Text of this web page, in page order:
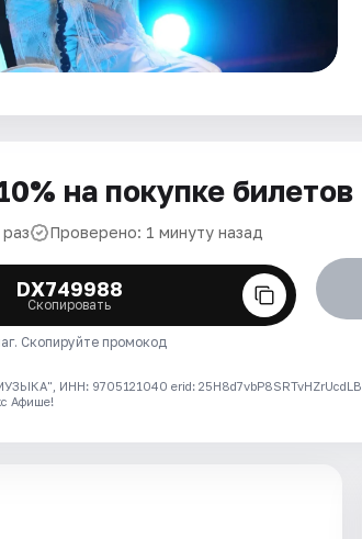
на покупке билетов
Проверено: 1 минуту назад
DX749988
Скопировать
Скопируйте промокод
ИНН: 9705121040 erid: 25H8d7vbP8SRTvHZrUcdLB
Афише!